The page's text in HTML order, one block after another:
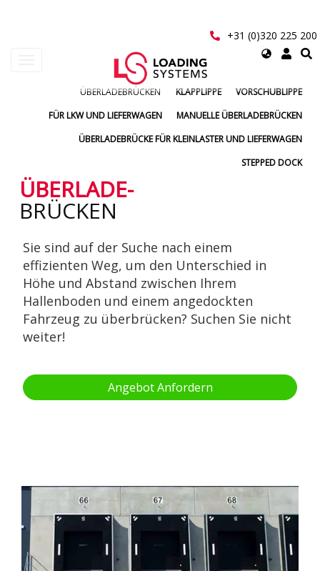
+31 (0)320 225 200
Select
account
aktivieren/deaktivieren
ÜBERLADEBRÜCKEN KLAPPLIPPE
VORSCHUBLIPPE
FÜR LKW UND LIEFERWAGEN
MANUELLE ÜBERLADEBRÜCKEN
ÜBERLADEBRÜCKE FÜR KLEINLASTER UND LIEFERWAGEN
STEPPED DOCK
ÜBERLADE-
BRÜCKEN
Sie sind auf der Suche nach einem
effizienten Weg, um den Unterschied in
Höhe und Abstand zwischen Ihrem
Hallenboden und einem angedockten
Fahrzeug zu überbrücken? Suchen Sie nicht
weiter!
Angebot Anfordern